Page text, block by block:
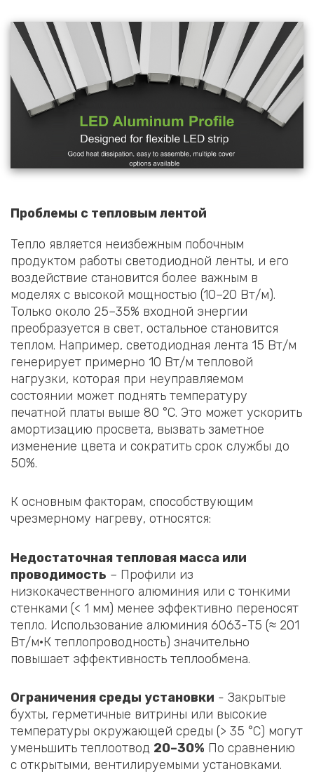
Проблемы с тепловым лентой
Тепло является неизбежным побочным
продуктом работы светодиодной ленты, и его
воздействие становится более важным в
моделях с высокой мощностью (10–20 Вт/м).
Только около 25–35% входной энергии
преобразуется в свет, остальное становится
теплом. Например, светодиодная лента 15 Вт/м
генерирует примерно 10 Вт/м тепловой
нагрузки, которая при неуправляемом
состоянии может поднять температуру
печатной платы выше 80 °C. Это может ускорить
амортизацию просвета, вызвать заметное
изменение цвета и сократить срок службы до
50%.
К основным факторам, способствующим
чрезмерному нагреву, относятся:
Недостаточная тепловая масса или
проводимость – Профили из
низкокачественного алюминия или с тонкими
стенками (< 1 мм) менее эффективно переносят
тепло. Использование алюминия 6063-T5 (≈ 201
Вт/м·К теплопроводность) значительно
повышает эффективность теплообмена.
Ограничения среды установки - Закрытые
бухты, герметичные витрины или высокие
температуры окружающей среды (> 35 °C) могут
уменьшить теплоотвод 20–30% По сравнению
с открытыми, вентилируемыми установками.